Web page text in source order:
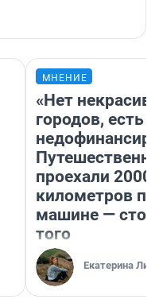
МНЕНИЕ
«Нет
городов, есть
проехали 2000
километров по
машине —
того
Екатерина